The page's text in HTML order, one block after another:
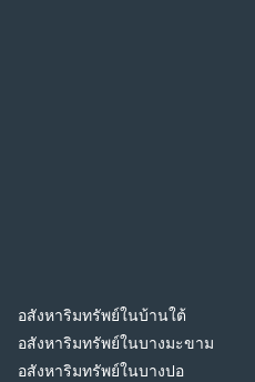
อสังหาริมทรัพย์ในบ้านใต้
อสังหาริมทรัพย์ในบางมะขาม
อสังหาริมทรัพย์ในบางปอ